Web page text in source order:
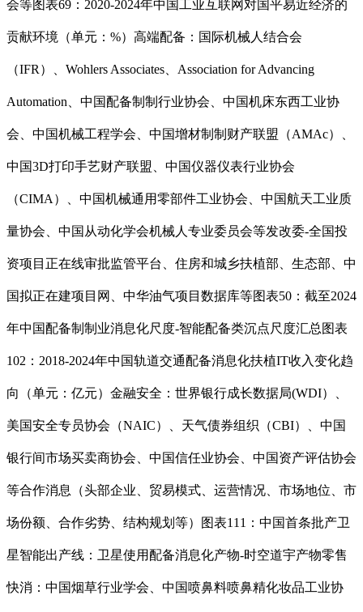
会等图表69：2020-2024年中国工业互联网对国平易近经济的
贡献环境（单元：%）高端配备：国际机械人结合会
（IFR）、Wohlers Associates、Association for Advancing
Automation、中国配备制制行业协会、中国机床东西工业协
会、中国机械工程学会、中国增材制制财产联盟（AMAc）、
中国3D打印手艺财产联盟、中国仪器仪表行业协会
（CIMA）、中国机械通用零部件工业协会、中国航天工业质
量协会、中国从动化学会机械人专业委员会等发改委-全国投
资项目正在线审批监管平台、住房和城乡扶植部、生态部、中
国拟正在建项目网、中华油气项目数据库等图表50：截至2024
年中国配备制制业消息化尺度-智能配备类沉点尺度汇总图表
102：2018-2024年中国轨道交通配备消息化扶植IT收入变化趋
向（单元：亿元）金融安全：世界银行成长数据局(WDI）、
美国安全专员协会（NAIC）、天气债券组织（CBI）、中国
银行间市场买卖商协会、中国信任业协会、中国资产评估协会
等合作消息（头部企业、贸易模式、运营情况、市场地位、市
场份额、合作劣势、结构规划等）图表111：中国首条批产卫
星智能出产线：卫星使用配备消息化产物-时空道宇产物零售
快消：中国烟草行业学会、中国喷鼻料喷鼻精化妆品工业协